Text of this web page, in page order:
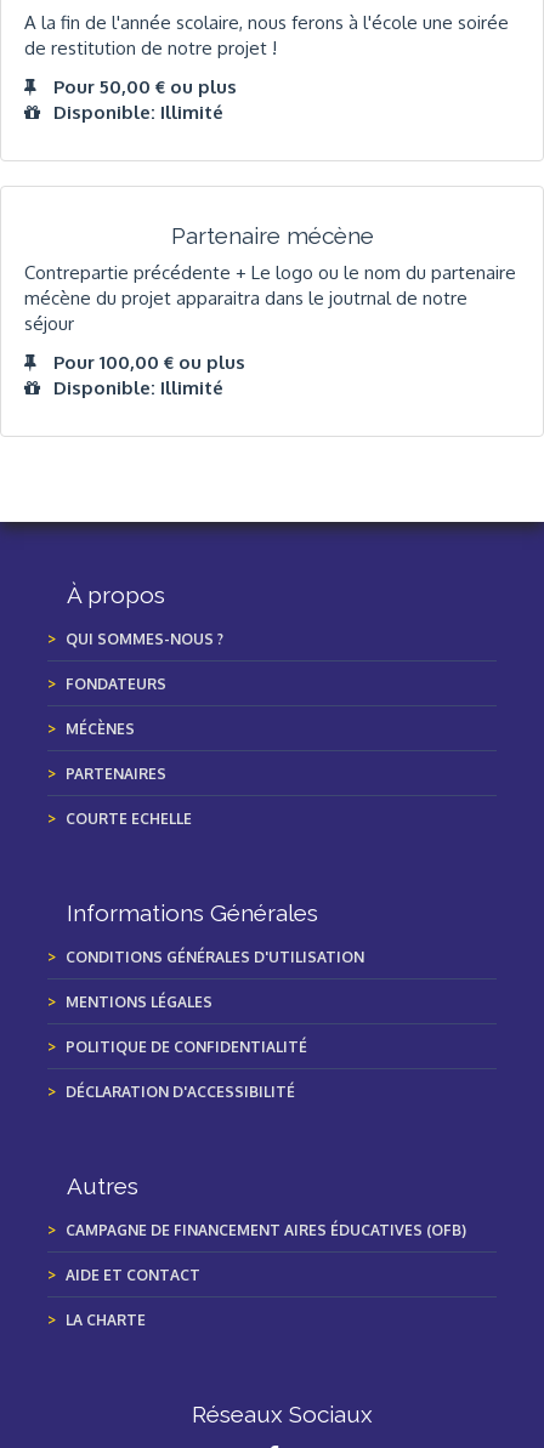
A la fin de l'année scolaire, nous ferons à l'école une soirée
de restitution de notre projet !
Pour 50,00 € ou plus
Disponible: Illimité
Partenaire mécène
Contrepartie précédente + Le logo ou le nom du partenaire
mécène du projet apparaitra dans le joutrnal de notre
séjour
Pour 100,00 € ou plus
Disponible: Illimité
À propos
QUI SOMMES-NOUS ?
FONDATEURS
MÉCÈNES
PARTENAIRES
COURTE ECHELLE
Informations Générales
CONDITIONS GÉNÉRALES D'UTILISATION
MENTIONS LÉGALES
POLITIQUE DE CONFIDENTIALITÉ
DÉCLARATION D'ACCESSIBILITÉ
Autres
CAMPAGNE DE FINANCEMENT AIRES ÉDUCATIVES (OFB)
AIDE ET CONTACT
LA CHARTE
Réseaux Sociaux